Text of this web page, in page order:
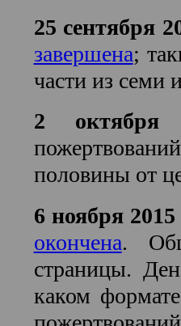
25 сентября
завершена;
части из семи
2 октября
половины от
6 ноября 2015
окончена.
страницы.
каком